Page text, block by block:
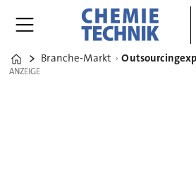
Home
Branche-Markt
ANZEIGE
ANZEIGE